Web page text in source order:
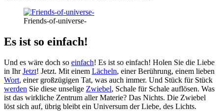
Friends-of-universe-
Es ist so einfach!
Und es wäre doch so einfach! Es ist so einfach! Holen Sie die Liebe
in IhrJetzt! Jetzt. Mit einem Lächeln, einer Berührung, einem lieben
Wort, einer großzügigen Tat, was auch immer. Und Stück für Stück
werden Sie diese unselige Zwiebel, Schale für Schale auflösen. Was
ist das wirkliche Zentrum aller Materie? Das Nichts. Die Zwiebel
löst sich auf, übrig bleibt ein Universum der Liebe, des Lichts.